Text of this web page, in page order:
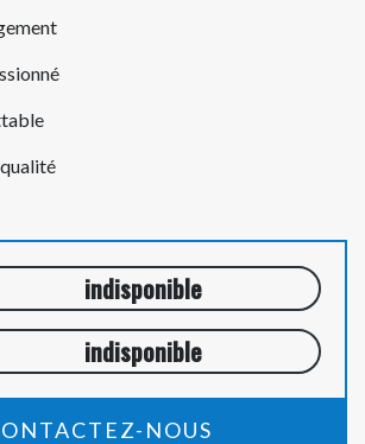
indisponible
indisponible
NOUS